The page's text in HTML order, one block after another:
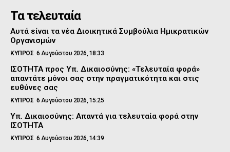
Τα τελευταία
Αυτά είναι τα νέα Διοικητικά Συμβούλια Ημικρατικών
Οργανισμών
ΚΥΠΡΟΣ 6 Αυγούστου 2026, 18:33
ΙΣΟΤΗΤΑ προς Υπ. Δικαιοσύνης: «Τελευταία φορά»
απαντάτε μόνοι σας στην πραγματικότητα και στις
ευθύνες σας
ΚΥΠΡΟΣ 6 Αυγούστου 2026, 15:25
Υπ. Δικαιοσύνης: Απαντά για τελευταία φορά στην
ΙΣΟΤΗΤΑ
ΚΥΠΡΟΣ 6 Αυγούστου 2026, 14:39